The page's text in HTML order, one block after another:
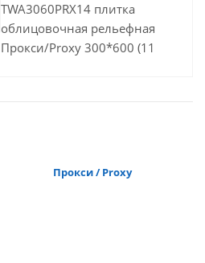
TWA3060PRX14 плитка
облицовочная рельефная
Прокси/Proxy 300*600 (11
Прокси / Proxy